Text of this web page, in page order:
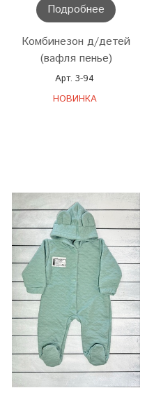
Подробнее
Комбинезон д/детей
(вафля пенье)
Арт. 3-94
НОВИНКА